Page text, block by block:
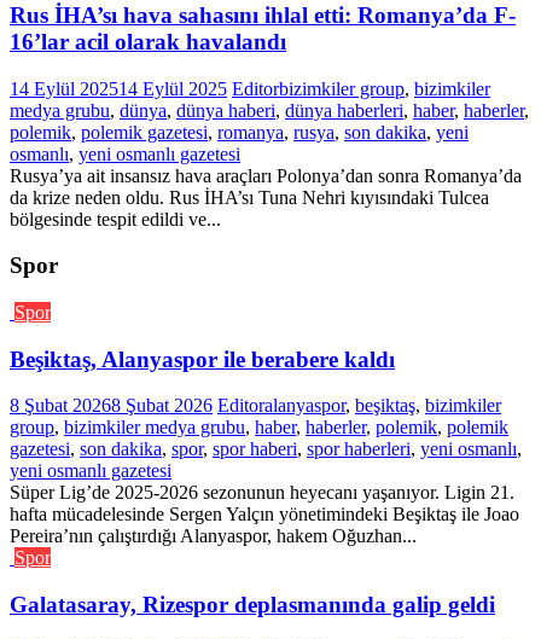
Rus İHA’sı hava sahasını ihlal etti: Romanya’da F-
16’lar acil olarak havalandı
14 Eylül 202514 Eylül 2025 Editorbizimkiler group, bizimkiler
medya grubu, dünya, dünya haberi, dünya haberleri, haber, haberler,
polemik, polemik gazetesi, romanya, rusya, son dakika, yeni
osmanlı, yeni osmanlı gazetesi
Rusya’ya ait insansız hava araçları Polonya’dan sonra Romanya’da
da krize neden oldu. Rus İHA’sı Tuna Nehri kıyısındaki Tulcea
bölgesinde tespit edildi ve...
Spor
Spor
Beşiktaş, Alanyaspor ile berabere kaldı
8 Şubat 20268 Şubat 2026 Editoralanyaspor, beşiktaş, bizimkiler
group, bizimkiler medya grubu, haber, haberler, polemik, polemik
gazetesi, son dakika, spor, spor haberi, spor haberleri, yeni osmanlı,
yeni osmanlı gazetesi
Süper Lig’de 2025-2026 sezonunun heyecanı yaşanıyor. Ligin 21.
hafta mücadelesinde Sergen Yalçın yönetimindeki Beşiktaş ile Joao
Pereira’nın çalıştırdığı Alanyaspor, hakem Oğuzhan...
Spor
Galatasaray, Rizespor deplasmanında galip geldi